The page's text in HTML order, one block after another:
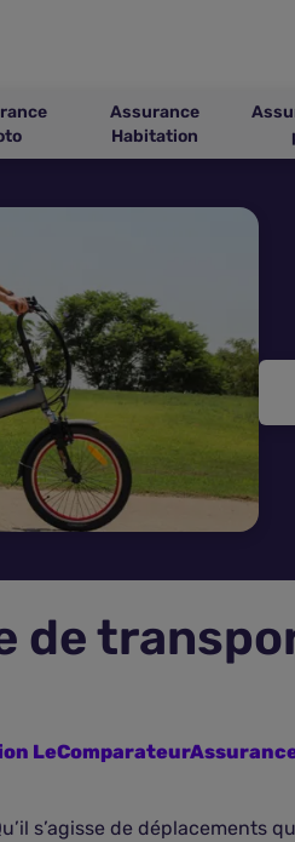
Assurance
Habitation
de
s’agisse de